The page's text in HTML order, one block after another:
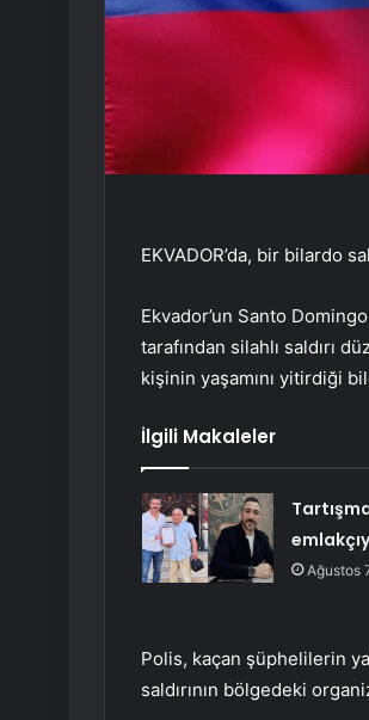
EKVADOR’da, bir bilardo
Ekvador’un Santo
tarafından silahlı saldırı
kişinin yaşamını yitirdiği
İlgili Makaleler
Ağustos
Polis, kaçan şüphelilerin
saldırının bölgedeki